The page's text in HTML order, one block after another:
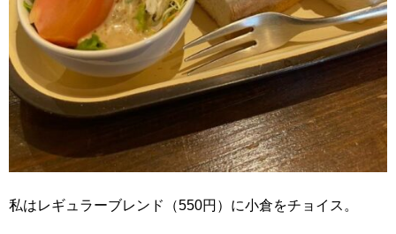
私はレギュラーブレンド（550円）に小倉をチョイス。